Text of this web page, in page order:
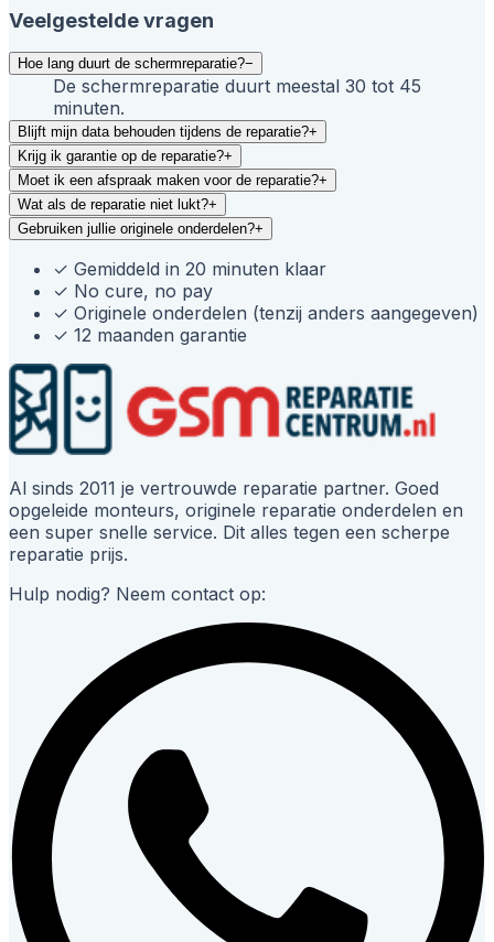
Veelgestelde vragen
Hoe lang duurt de schermreparatie?−
De schermreparatie duurt meestal 30 tot 45
minuten.
Blijft mijn data behouden tijdens de reparatie?+
Krijg ik garantie op de reparatie?+
Moet ik een afspraak maken voor de reparatie?+
Wat als de reparatie niet lukt?+
Gebruiken jullie originele onderdelen?+
✓ Gemiddeld in 20 minuten klaar
✓ No cure, no pay
✓ Originele onderdelen (tenzij anders aangegeven)
✓ 12 maanden garantie
Al sinds 2011 je vertrouwde reparatie partner. Goed
opgeleide monteurs, originele reparatie onderdelen en
een super snelle service. Dit alles tegen een scherpe
reparatie prijs.
Hulp nodig? Neem contact op: